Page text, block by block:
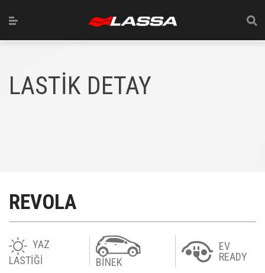
LASTİK DETAY
REVOLA
YAZ
LASTİĞİ
BİNEK
EV
READY